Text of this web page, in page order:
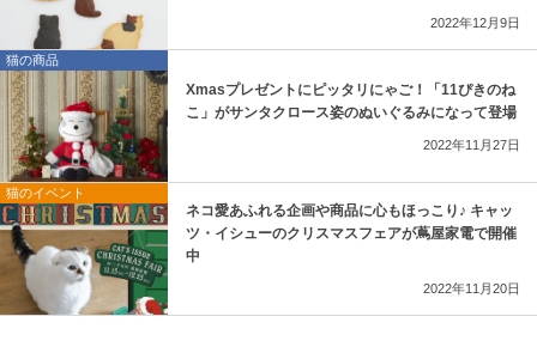
2022年12月9日
猫の商品
Xmasプレゼントにピッタリにゃご！「11ぴきのね
こ」がサンタクロース姿のぬいぐるみになって登場
2022年11月27日
猫のイベント
ネコ愛あふれる企画や商品に心もほっこり♪ キャッ
ツ・イシューのクリスマスフェアが蔦屋家電で開催
中
2022年11月20日